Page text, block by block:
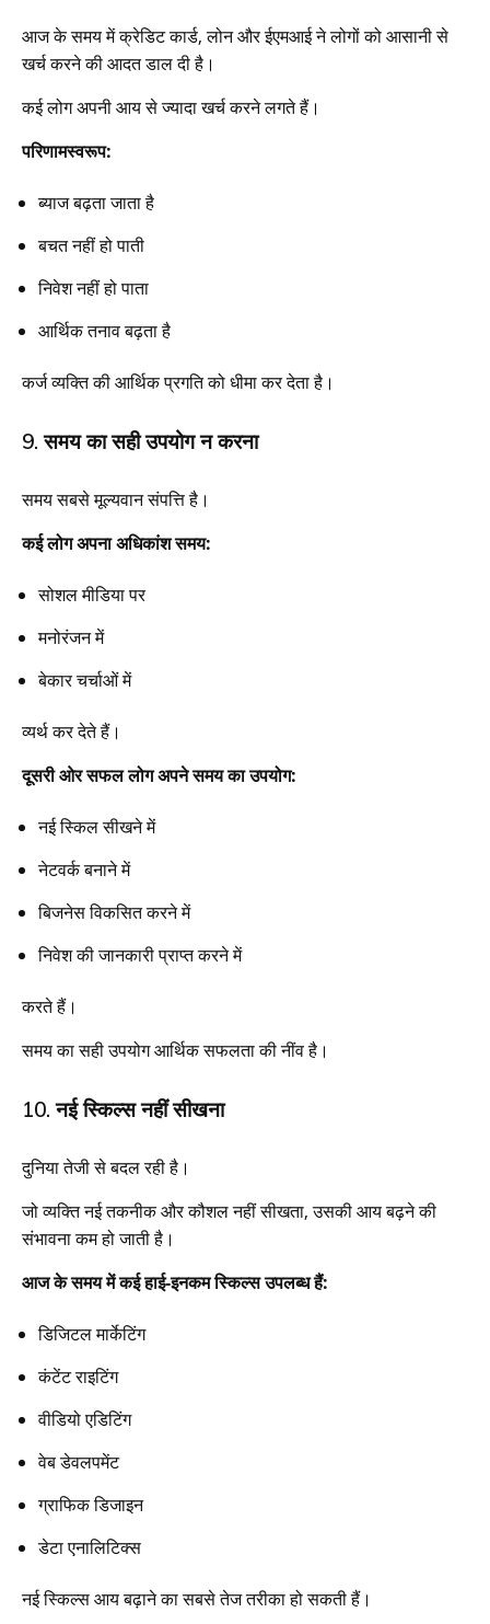
आज के समय में क्रेडिट कार्ड, लोन और ईएमआई ने लोगों को आसानी से
खर्च करने की आदत डाल दी है।
कई लोग अपनी आय से ज्यादा खर्च करने लगते हैं।
परिणामस्वरूप:
ब्याज बढ़ता जाता है
बचत नहीं हो पाती
निवेश नहीं हो पाता
आर्थिक तनाव बढ़ता है
कर्ज व्यक्ति की आर्थिक प्रगति को धीमा कर देता है।
9. समय का सही उपयोग न करना
समय सबसे मूल्यवान संपत्ति है।
कई लोग अपना अधिकांश समय:
सोशल मीडिया पर
मनोरंजन में
बेकार चर्चाओं में
व्यर्थ कर देते हैं।
दूसरी ओर सफल लोग अपने समय का उपयोग:
नई स्किल सीखने में
नेटवर्क बनाने में
बिजनेस विकसित करने में
निवेश की जानकारी प्राप्त करने में
करते हैं।
समय का सही उपयोग आर्थिक सफलता की नींव है।
10. नई स्किल्स नहीं सीखना
दुनिया तेजी से बदल रही है।
जो व्यक्ति नई तकनीक और कौशल नहीं सीखता, उसकी आय बढ़ने की
संभावना कम हो जाती है।
आज के समय में कई हाई-इनकम स्किल्स उपलब्ध हैं:
डिजिटल मार्केटिंग
कंटेंट राइटिंग
वीडियो एडिटिंग
वेब डेवलपमेंट
ग्राफिक डिजाइन
डेटा एनालिटिक्स
नई स्किल्स आय बढ़ाने का सबसे तेज तरीका हो सकती हैं।